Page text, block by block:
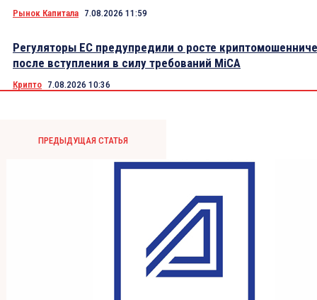
Рынок Капитала 7.08.2026 11:59
Регуляторы ЕС предупредили о росте
после вступления в силу требований MiCA
Крипто 7.08.2026 10:36
ПРЕДЫДУЩАЯ СТАТЬЯ